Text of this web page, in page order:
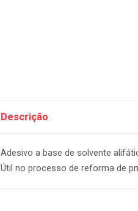
Descrição
Adesivo a base de solvente
Útil no processo de reforma de